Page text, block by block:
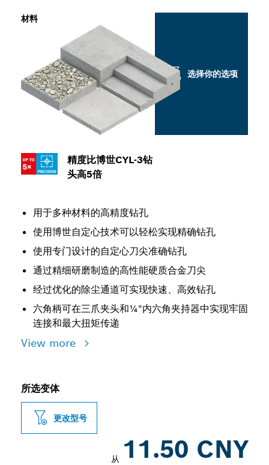
精度比博世CYL-3钻
头高5倍
用于多种材料的高精度钻孔
使用博世自定心技术可以轻松实现精确钻孔
使用专门设计的自定心刀尖准确钻孔
通过精细研磨制造的高性能硬质合金刀尖
经过优化的除尘通道可实现快速、高效钻孔
六角柄可在三爪夹头和¼"内六角夹持器中实现牢固
连接和最大扭矩传递
View more
材料
选择你的选项
所选变体
更改型号
从 11.50 CNY